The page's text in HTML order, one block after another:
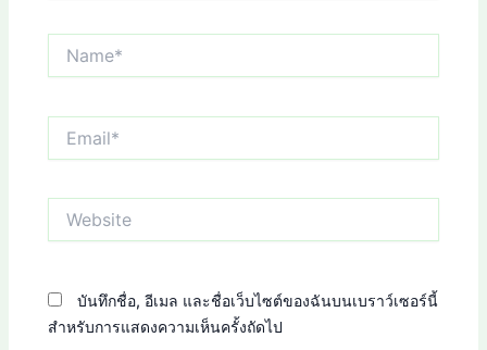
บันทึกชื่อ, อีเมล และชื่อเว็บไซต์ของฉันบนเบราว์เซอร์นี้
สำหรับการแสดงความเห็นครั้งถัดไป